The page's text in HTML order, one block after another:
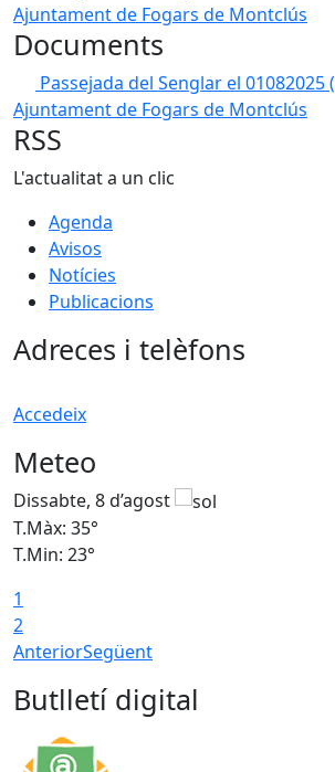
Ajuntament de Fogars de Montclús
Documents
Passejada del Senglar el 01082025
Ajuntament de Fogars de Montclús
RSS
L'actualitat a un clic
Agenda
Avisos
Notícies
Publicacions
Adreces i telèfons
Accedeix
Meteo
Dissabte, 8 d’agost
T.Màx: 35°
T.Min: 23°
1
2
AnteriorSegüent
Butlletí digital